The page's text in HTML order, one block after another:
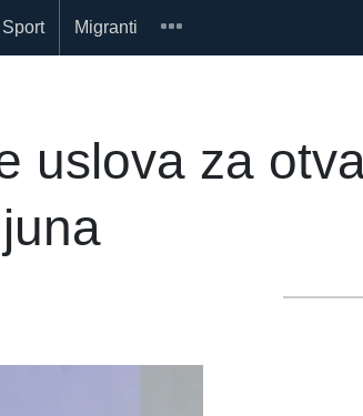
Sport Migranti
uslova za